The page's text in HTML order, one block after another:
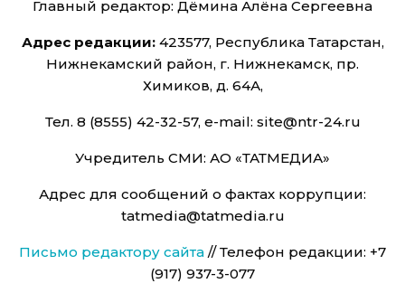
Главный редактор: Дёмина Алёна Сергеевна
Адрес редакции:423577, Республика Татарстан,
Нижнекамский район, г. Нижнекамск, пр.
Химиков, д. 64А,
Тел. 8 (8555) 42-32-57, e-mail: site@ntr-24.ru
Учредитель СМИ: АО «ТАТМЕДИА»
Адрес для сообщений о фактах коррупции:
tatmedia@tatmedia.ru
Письмо редактору сайта // Телефон редакции: +7
(917) 937-3-077